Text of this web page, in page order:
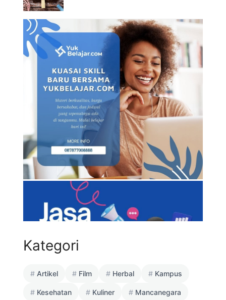
Kategori
Artikel Film Herbal Kampus
Kesehatan Kuliner Mancanegara